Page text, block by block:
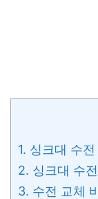
1. 싱크대 수
2. 싱크대 수
3. 수전 교체